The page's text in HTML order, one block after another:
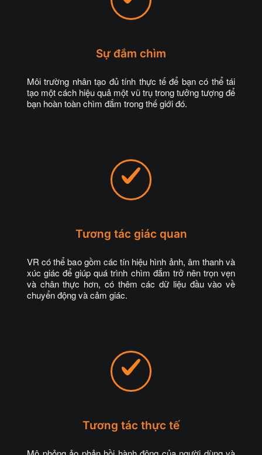
Sự đắm chìm
Môi trường nhân tạo đủ tính thực tế để bạn có thể tái
tạo một cách hiệu quả một vũ trụ trong tưởng tượng để
bạn hoàn toàn chìm đắm trong thế giới đó.
Tương tác giác quan
VR có thể bao gồm các tín hiệu hình ảnh, âm thanh và
xúc giác để giúp quá trình chìm đắm trở nên trọn vẹn
và chân thực hơn, có thêm các dữ liệu đầu vào về
chuyển động và cảm giác.
Tương tác thực tế